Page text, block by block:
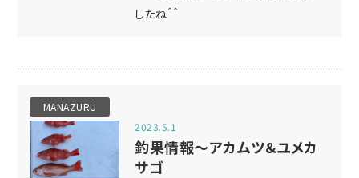
したね＾＾
MANAZURU
2023.5.1
釣果情報～アカムツ&ユメカ
サゴ